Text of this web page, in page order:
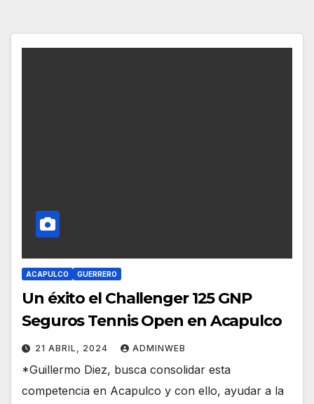
ACAPULCO GUERRERO
Un éxito el Challenger 125 GNP
Seguros Tennis Open en Acapulco
21 ABRIL, 2024 ADMINWEB
*Guillermo Diez, busca consolidar esta
competencia en Acapulco y con ello, ayudar a la